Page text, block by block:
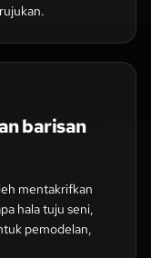
barisan
mentakrifkan
hala tuju seni,
pemodelan,